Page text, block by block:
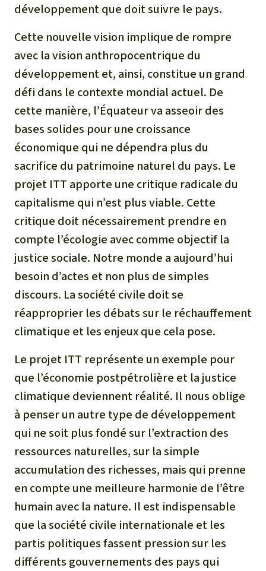
développement que doit suivre le pays.
Cette nouvelle vision implique de rompre
avec la vision anthropocentrique du
développement et, ainsi, constitue un grand
défi dans le contexte mondial actuel. De
cette manière, l’Équateur va asseoir des
bases solides pour une croissance
économique qui ne dépendra plus du
sacrifice du patrimoine naturel du pays. Le
projet ITT apporte une critique radicale du
capitalisme qui n’est plus viable. Cette
critique doit nécessairement prendre en
compte l’écologie avec comme objectif la
justice sociale. Notre monde a aujourd’hui
besoin d’actes et non plus de simples
discours. La société civile doit se
réapproprier les débats sur le réchauffement
climatique et les enjeux que cela pose.
Le projet ITT représente un exemple pour
que l’économie postpétrolière et la justice
climatique deviennent réalité. Il nous oblige
à penser un autre type de développement
qui ne soit plus fondé sur l’extraction des
ressources naturelles, sur la simple
accumulation des richesses, mais qui prenne
en compte une meilleure harmonie de l’être
humain avec la nature. Il est indispensable
que la société civile internationale et les
partis politiques fassent pression sur les
différents gouvernements des pays qui